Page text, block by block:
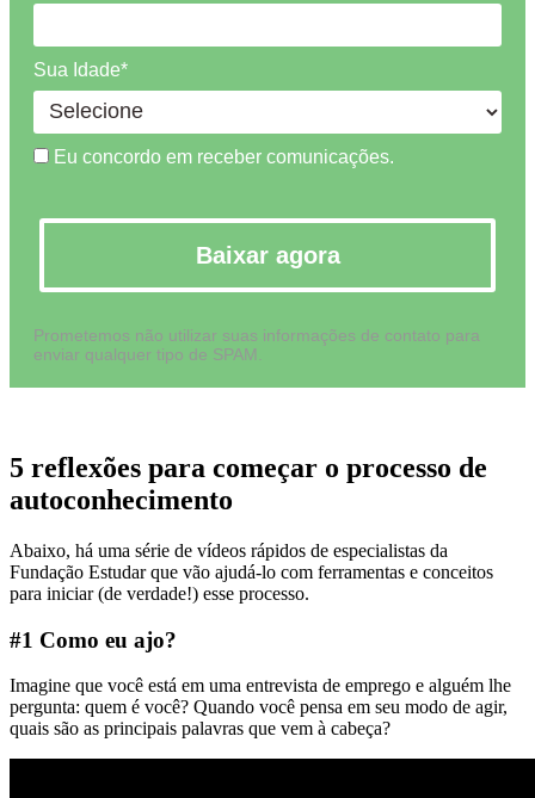
Sua Idade*
Eu concordo em receber comunicações.
Baixar agora
Prometemos não utilizar suas informações de contato para
enviar qualquer tipo de SPAM.
5 reflexões para começar o processo de
autoconhecimento
Abaixo, há uma série de vídeos rápidos de especialistas da
Fundação Estudar que vão ajudá-lo com ferramentas e conceitos
para iniciar (de verdade!) esse processo.
#1 Como eu ajo?
Imagine que você está em uma entrevista de emprego e alguém lhe
pergunta: quem é você? Quando você pensa em seu modo de agir,
quais são as principais palavras que vem à cabeça?